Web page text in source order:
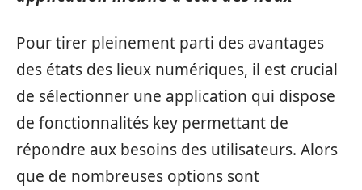
Pour tirer pleinement parti des avantages
des états des lieux numériques, il est crucial
de sélectionner une application qui dispose
de fonctionnalités key permettant de
répondre aux besoins des utilisateurs. Alors
que de nombreuses options sont